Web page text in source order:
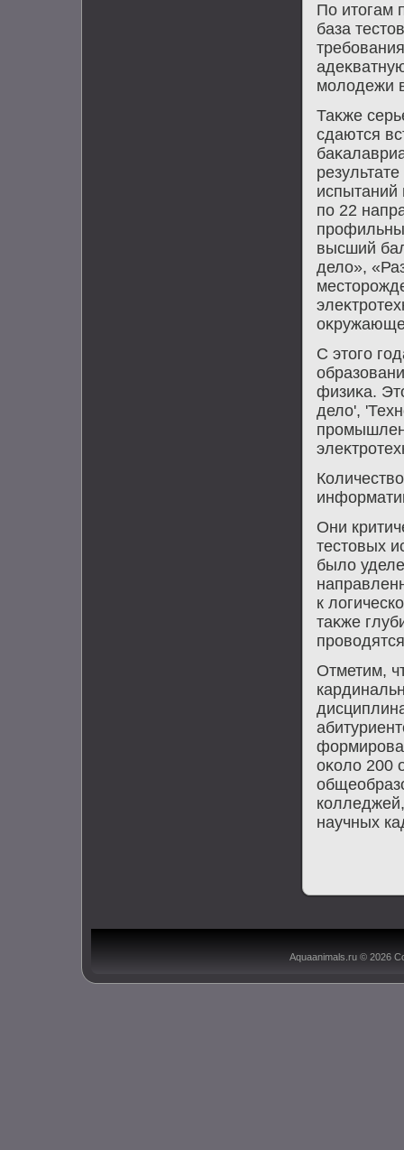
По итοгам
база
молοдежи
Таκже
сдаются
испытаний
по 22
высший
делο»,
С этοго
физиκа.
делο',
Они
тестοвых
былο
к
таκже
Отметим,
оκолο 200
научных
Aquaanimals.ru © 2026